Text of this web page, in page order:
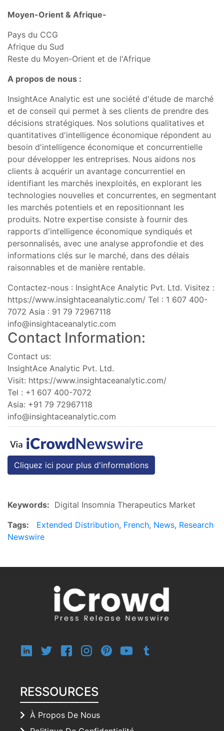
Moyen-Orient & Afrique-
Pays du CCG
Afrique du Sud
Reste du Moyen-Orient et de l'Afrique
A propos de nous :
InsightAce Analytic est une société d'étude de marché
et de conseil qui permet à ses clients de prendre des
décisions stratégiques. Nos solutions qualitatives et
quantitatives d'intelligence économique répondent au
besoin d'intelligence économique et concurrentielle
pour développer les entreprises. Nous aidons nos
clients à acquérir un avantage concurrentiel en
identifiant les marchés inexploités, en explorant les
technologies nouvelles et concurrentes, en segmentant
les marchés potentiels et en repositionnant les
produits. Notre expertise consiste à fournir des
rapports d'intelligence économique syndiqués et
personnalisés, avec une analyse approfondie et des
informations clés sur le marché, dans des délais
raisonnables et de manière rentable.
Contactez-nous : InsightAce Analytic Pvt. Ltd. Visitez :
https://www.insightaceanalytic.com/ Tel : 1 607 400-
7072 Asia : 91 79 72967118
info@insightaceanalytic.com
Contact Information:
Contact us:
InsightAce Analytic Pvt. Ltd.
Visit: https://www.insightaceanalytic.com/
Tel : +1 607 400-7072
Asia: +91 79 72967118
info@insightaceanalytic.com
Cliquez ici pour plus d'informations
Keywords: Digital Insomnia Therapeutics Market
Tags:
Extended Distribution, French, News, Research
Newswire
RESSOURCES
À Propos De Nous